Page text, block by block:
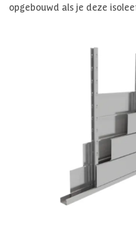
opgebouwd als je deze